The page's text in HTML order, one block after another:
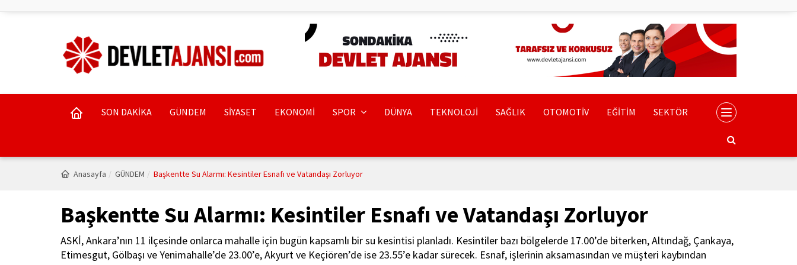
SON DAKİKA GÜNDEM SİYASET EKONOMİ SPOR DÜNYA TEKNOLOJİ SAĞLIK OTOMOTİV EĞİTİM SEKTÖR
Anasayfa GÜNDEM Başkentte Su Alarmı: Kesintiler Esnafı ve Vatandaşı Zorluyor
Başkentte Su Alarmı: Kesintiler Esnafı ve Vatandaşı Zorluyor
ASKİ, Ankara’nın 11 ilçesinde onlarca mahalle için bugün kapsamlı bir su kesintisi planladı. Kesintiler bazı bölgelerde 17.00’de biterken, Altındağ, Çankaya,
Etimesgut, Gölbaşı ve Yenimahalle’de 23.00’e, Akyurt ve Keçiören’de ise 23.55’e kadar sürecek. Esnaf, işlerinin aksamasından ve müşteri kaybından